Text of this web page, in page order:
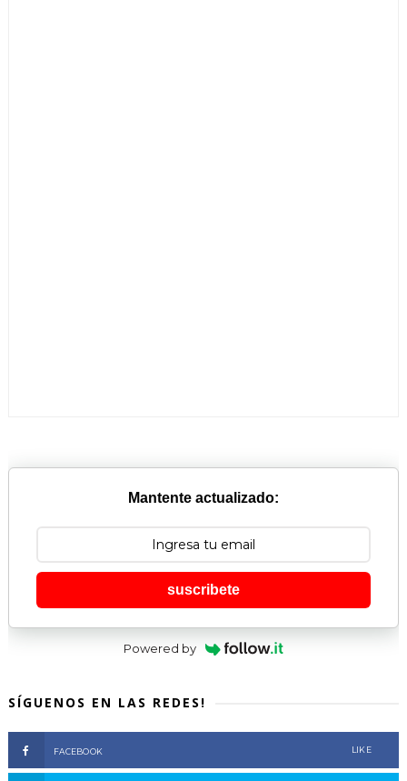
Mantente actualizado:
suscribete
Powered by
SÍGUENOS EN LAS REDES!
FACEBOOK LIKE